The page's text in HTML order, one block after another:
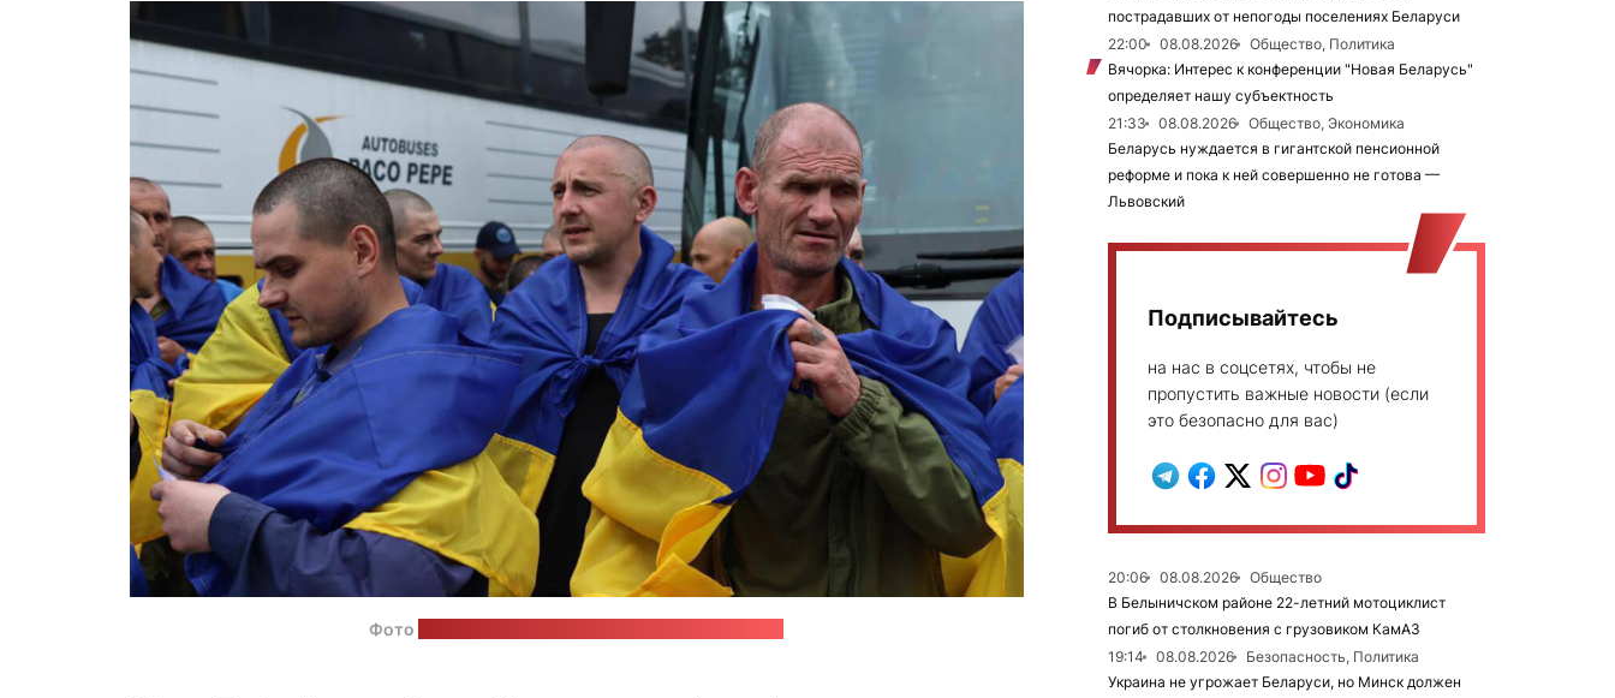
Фото
пострадавших от непогоды поселениях Беларуси
22:00
08.08.2026
Общество, Политика
Вячорка: Интерес к конференции "Новая Беларусь"
определяет нашу субъектность
21:33
08.08.2026
Общество, Экономика
Беларусь нуждается в гигантской пенсионной
реформе и пока к ней совершенно не готова —
Львовский
Подписывайтесь
на нас в соцсетях, чтобы не
пропустить важные новости (если
это безопасно для вас)
20:06 08.08.2026
Общество
В Белыничском районе 22-летний мотоциклист
погиб от столкновения с грузовиком КамАЗ
19:14
08.08.2026
Безопасность, Политика
Украина не угрожает Беларуси, но Минск должен